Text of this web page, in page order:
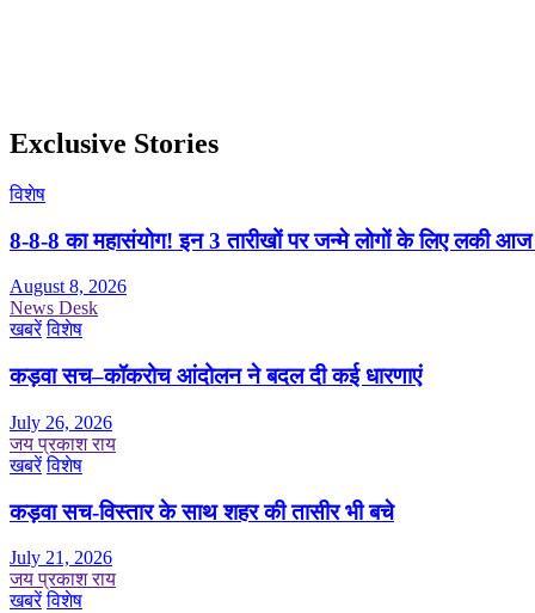
Exclusive Stories
विशेष
8-8-8 का महासंयोग! इन 3 तारीखों पर जन्मे लोगों के लिए लकी आज
August 8, 2026
News Desk
खबरें विशेष
कड़वा सच–कॉकरोच आंदोलन ने बदल दी कई धारणाएं
July 26, 2026
जय प्रकाश राय
खबरें विशेष
कड़वा सच-विस्तार के साथ शहर की तासीर भी बचे
July 21, 2026
जय प्रकाश राय
खबरें विशेष